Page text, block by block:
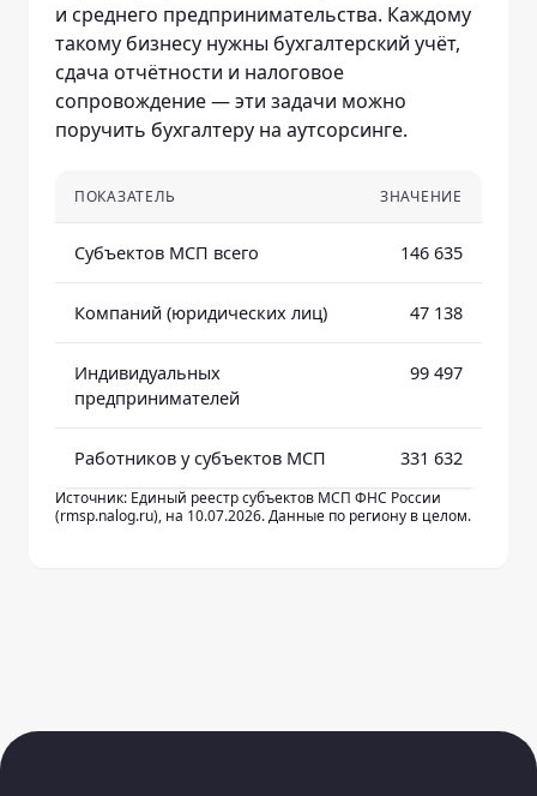
и среднего предпринимательства. Каждому
такому бизнесу нужны бухгалтерский учёт,
сдача отчётности и налоговое
сопровождение — эти задачи можно
поручить бухгалтеру на аутсорсинге.
ПОКАЗАТЕЛЬ ЗНАЧЕНИЕ
Субъектов МСП всего 146 635
Компаний (юридических лиц) 47 138
Индивидуальных
предпринимателей
99 497
Работников у субъектов МСП 331 632
Источник: Единый реестр субъектов МСП ФНС России
(rmsp.nalog.ru), на 10.07.2026. Данные по региону в целом.